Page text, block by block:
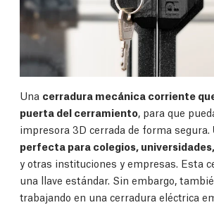
Una cerradura mecánica corriente
puerta del cerramiento , para que
impresora 3D cerrada de forma segura.
perfecta para colegios,
y otras instituciones y empresas. Esta
una llave estándar. Sin embargo,
trabajando en una cerradura eléctrica